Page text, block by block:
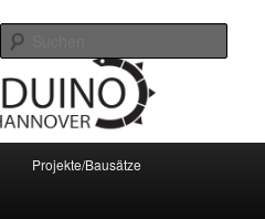
Projekte/Bausätze